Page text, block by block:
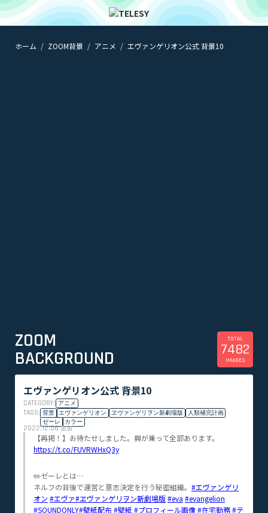
ホーム
ホーム ZOOM背景 アニメ エヴァンゲリオン公式 背景10
ZOOM
BACKGROUND
TOTAL
7482
IMAGES
エヴァンゲリオン公式 背景10
CATEGORY: アニメ
TAGS: 背景 エヴァンゲリオン ヱヴァンゲリヲン新劇場版
人類補完計画
ゼーレ
カラー
2022.12.06追加
【再掲！】お待たせしました。興が乗って全部あります。
https://t.co/FUVRWHxQ3y
✏️ゼーレとは…
ネルフの背後で運営と意志決定を行う秘密組織。 #エヴァンゲリ
オン #エヴァ#ヱヴァンゲリヲン新劇場版#eva #evangelion
#SOUNDONLY#壁紙配布#壁紙#プロフィール画像 #在宅勤務#テ